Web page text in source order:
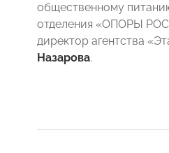
общественному
отделения «ОПОРЫ
директор агентства
Назарова.